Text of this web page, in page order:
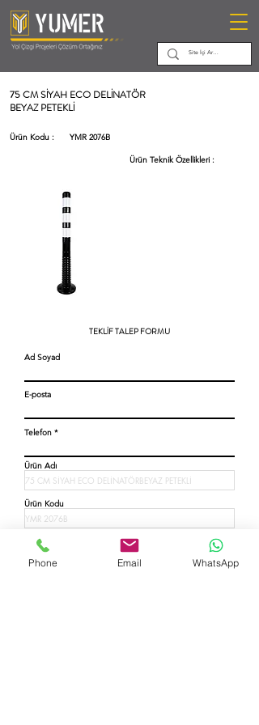
75 CM SİYAH ECO DELİNATÖR
BEYAZ PETEKLİ
Ürün Kodu : YMR 2076B
Ürün Teknik Özellikleri :
TEKLİF TALEP FORMU
Ad Soyad
E-posta
Telefon
Ürün Adı
Ürün Kodu
Miktar Giriniz
Phone Email WhatsApp